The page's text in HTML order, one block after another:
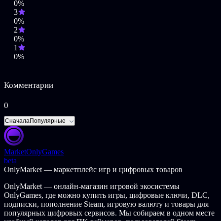
Террористы также будут использовать вооружение, ранее не
демонстрировавшееся в игре: в первую очередь это активно
используемые ИГИЛ американские автомобили Хамви,
захваченные у Иракской армии, смертники на
тяжелобронированной технике, новые вариации "техничек".
0%
3
0%
2
0%
1
0%
Комментарии
0
СначалаПопулярные
MarketOnlyGames
beta
OnlyMarket — маркетплейс игр и цифровых товаров
OnlyMarket — онлайн-магазин игровой экосистемы
OnlyGames, где можно купить игры, цифровые ключи, DLC,
подписки, пополнение Steam, игровую валюту и товары для
популярных цифровых сервисов. Мы собираем в одном месте